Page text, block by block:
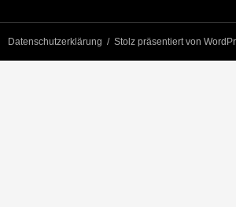
Datenschutzerklärung Stolz präsentiert von